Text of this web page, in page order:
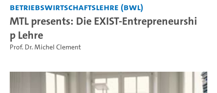
Betriebswirtschaftslehre (BWL)
MTL presents: Die EXIST-Entrepreneurshi
p Lehre
Prof. Dr. Michel Clement